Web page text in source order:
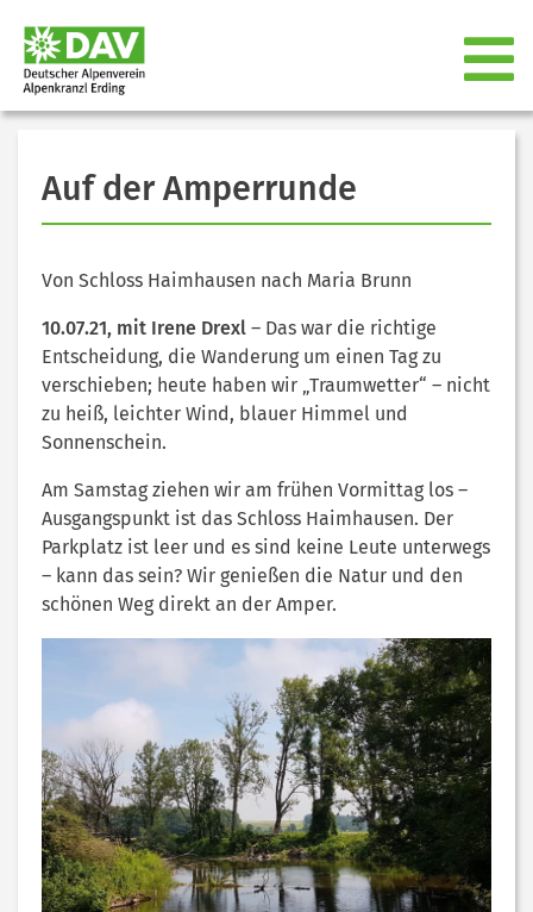
Auf der Amperrunde
Von Schloss Haimhausen nach Maria Brunn
10.07.21, mit Irene Drexl – Das war die richtige
Entscheidung, die Wanderung um einen Tag zu
verschieben; heute haben wir „Traumwetter“ – nicht
zu heiß, leichter Wind, blauer Himmel und
Sonnenschein.
Am Samstag ziehen wir am frühen Vormittag los –
Ausgangspunkt ist das Schloss Haimhausen. Der
Parkplatz ist leer und es sind keine Leute unterwegs
– kann das sein? Wir genießen die Natur und den
schönen Weg direkt an der Amper.